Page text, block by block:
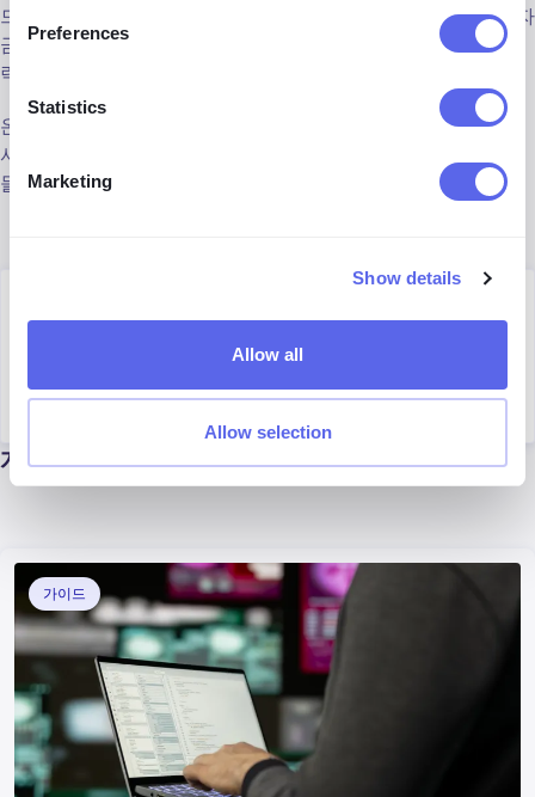
Preferences
Statistics
Marketing
Show details
Allow all
Allow selection
드사에 연락해 수상한 활동을 차단하는 것이 포함됩니다. 소비자
금융 보호국에 사기를 신고하세요. 경우에 따라 은행에 일찍 연
락하면 돈을 돌려받을 수도 있습니다.
온라인 사기에 대한 더 많은 팁이 있다면 이 글을 소셜 미디어에
서 공유하고 알려주세요! 안전을 유지하고, 가족이나 주변 사람
들이 사기를 당하고 있다고 의심되면 꼭 도와주세요.
Marketing Specialist
계속 읽기
가이드